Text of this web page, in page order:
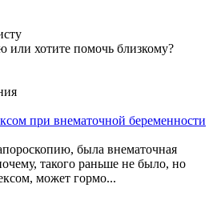
или хотите помочь близкому?
при внематочной беременности
была внематочная
такого раньше не было, но
может гормо...